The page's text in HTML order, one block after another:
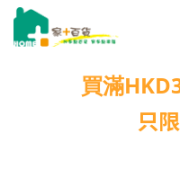
買滿
只